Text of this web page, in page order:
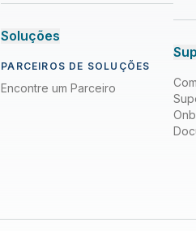
Soluções
PARCEIROS DE SOLUÇÕES
Encontre um Parceiro